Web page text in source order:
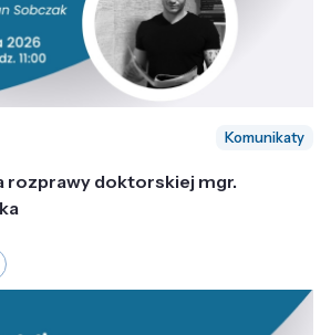
Komunikaty
rozprawy doktorskiej mgr.